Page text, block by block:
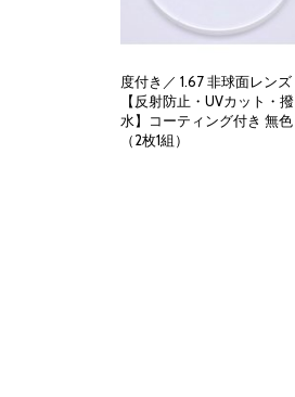
度付き／ 1.67 非球面レンズ
【反射防止・UVカット・撥
水】コーティング付き 無色
（2枚1組）
12,000円